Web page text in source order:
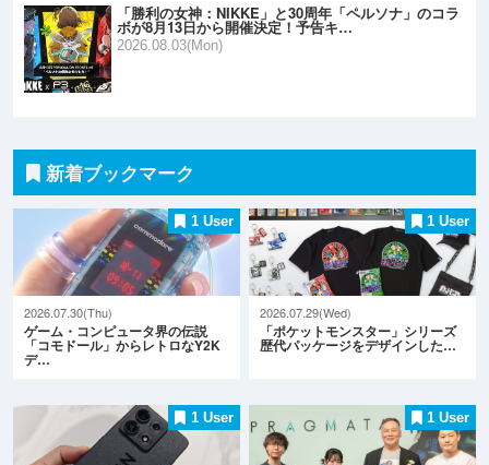
「勝利の女神：NIKKE」と30周年「ペルソナ」のコラ
ボが8月13日から開催決定！予告キ…
2026.08.03(Mon)
新着ブックマーク
1 User
2026.07.30(Thu)
ゲーム・コンピュータ界の伝説
「コモドール」からレトロなY2K
デ…
1 User
2026.07.29(Wed)
「ポケットモンスター」シリーズ
歴代パッケージをデザインした…
1 User 1 User